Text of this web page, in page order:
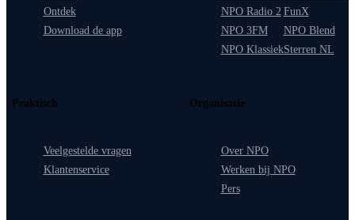
Ontdek
Download de app
NPO Radio 2
NPO 3FM
NPO Klassiek
FunX
NPO Blend
Sterren NL
Praktisch
Veelgestelde vragen
Klantenservice
Organisatie
Over NPO
Werken bij NPO
Pers